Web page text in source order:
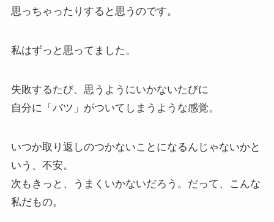
思っちゃったりすると思うのです。
私はずっと思ってました。
失敗するたび、思うようにいかないたびに
自分に「バツ」がついてしまうような感覚。
いつか取り返しのつかないことになるんじゃないかと
いう、不安。
次もきっと、うまくいかないだろう。だって、こんな
私だもの。